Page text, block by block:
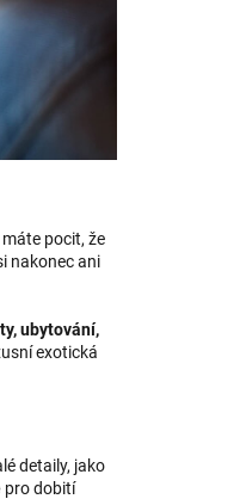
pocit, že
nakonec ani
ubytování,
exotická
detaily, jako
pro dobití